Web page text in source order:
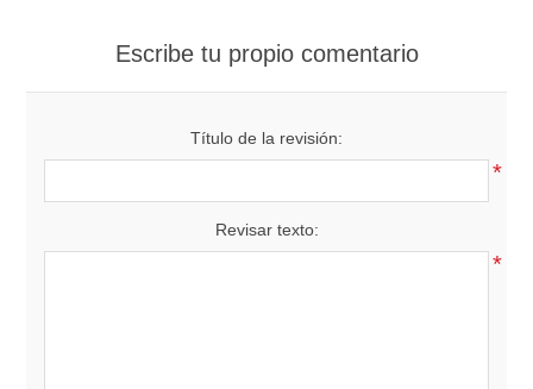
Escribe tu propio comentario
Título de la revisión:
*
Revisar texto:
*